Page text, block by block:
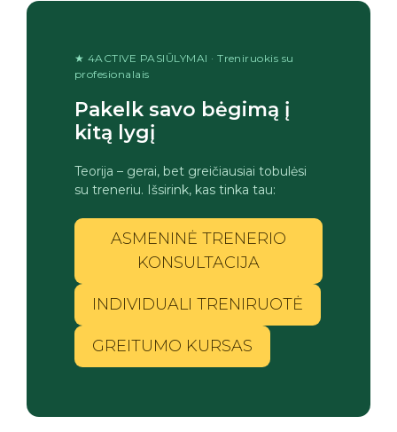
★ 4ACTIVE PASIŪLYMAI · Treniruokis su
profesionalais
Pakelk savo bėgimą į
kitą lygį
Teorija – gerai, bet greičiausiai tobulėsi
su treneriu. Išsirink, kas tinka tau:
ASMENINĖ TRENERIO
KONSULTACIJA
INDIVIDUALI TRENIRUOTĖ
GREITUMO KURSAS